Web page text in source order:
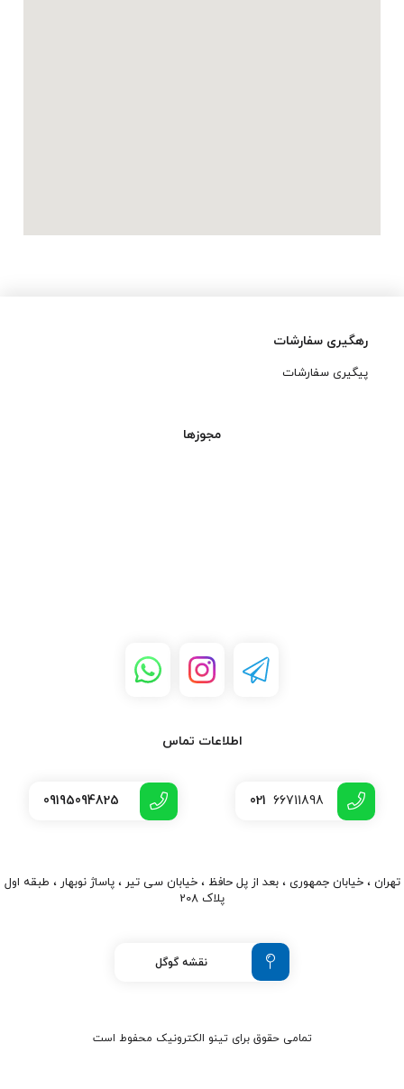
رهگیری سفارشات
پیگیری سفارشات
مجوزها
اطلاعات تماس
021 66711898
09195094825
تهران ، خیابان جمهوری ، بعد از پل حافظ ، خیابان سی تیر ، پاساژ نوبهار ، طبقه اول
پلاک 208
نقشه گوگل
تمامی حقوق برای تینو الکترونیک محفوط است